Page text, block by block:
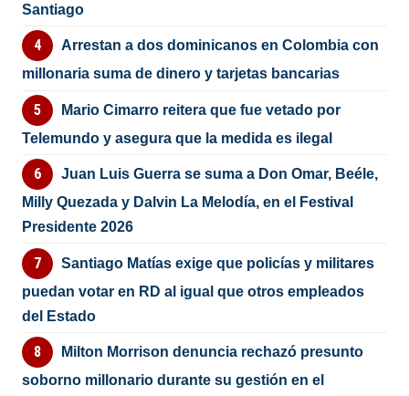
Santiago
Arrestan a dos dominicanos en Colombia con
millonaria suma de dinero y tarjetas bancarias
Mario Cimarro reitera que fue vetado por
Telemundo y asegura que la medida es ilegal
Juan Luis Guerra se suma a Don Omar, Beéle,
Milly Quezada y Dalvin La Melodía, en el Festival
Presidente 2026
Santiago Matías exige que policías y militares
puedan votar en RD al igual que otros empleados
del Estado
Milton Morrison denuncia rechazó presunto
soborno millonario durante su gestión en el